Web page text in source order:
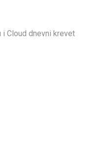
Cloud dnevni krevet